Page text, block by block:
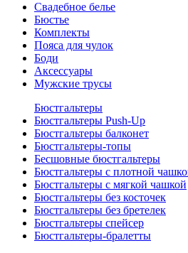
Свадебное белье
Бюстье
Комплекты
Пояса для чулок
Боди
Аксессуары
Мужские трусы
Бюстгальтеры
Бюстгальтеры Push-Up
Бюстгальтеры балконет
Бюстгальтеры-топы
Бесшовные бюстгальтеры
Бюстгальтеры с плотной
Бюстгальтеры с мягкой чашкой
Бюстгальтеры без косточек
Бюстгальтеры без бретелек
Бюстгальтеры спейсер
Бюстгальтеры-бралетты